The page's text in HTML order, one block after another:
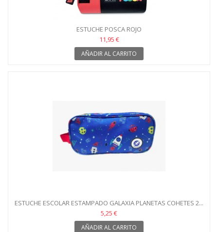
ESTUCHE POSCA ROJO
11,95 €
AÑADIR AL CARRITO
ESTUCHE ESCOLAR ESTAMPADO GALAXIA PLANETAS COHETES 2...
5,25 €
AÑADIR AL CARRITO